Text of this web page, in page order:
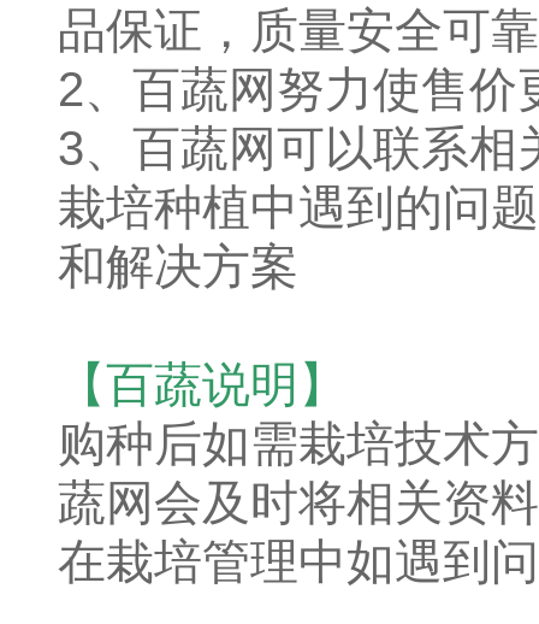
品保证，质量安全可靠
2、百蔬网努力使售
3、百蔬网可以联系
栽培种植中遇到的问
和解决方案
【百蔬说明】
购种后如需栽培技术
蔬网会及时将相关资
在栽培管理中如遇到